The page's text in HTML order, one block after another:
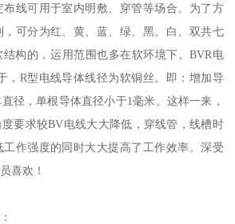
线可用于室内明敷、穿管等场合。为了方
可分为红、黄、蓝、绿、黑、白、双共七
构的，运用范围也多在软环境下。BVR电
，R型电线导体线径为软铜丝。即：增加导
径，单根导体直径小于1毫米。这样一来，
要求较BV电线大大降低，穿线管，线槽时
作强度的同时大大提高了工作效率。深受
喜欢！